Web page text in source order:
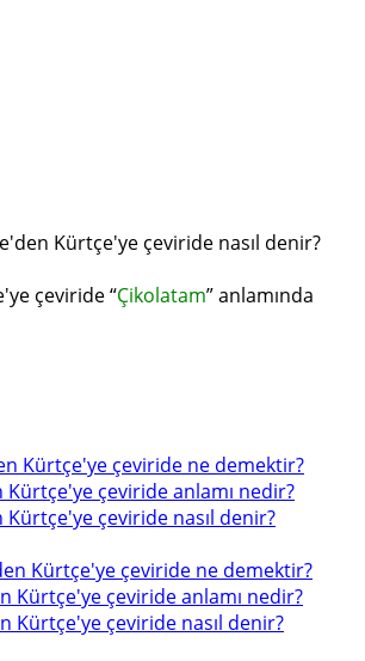
Kürtçe'ye çeviride nasıl denir?
çeviride “Çikolatam” anlamında
Kürtçe'ye çeviride ne demektir?
Kürtçe'ye çeviride anlamı nedir?
çeviride nasıl denir?
Kürtçe'ye çeviride ne demektir?
Kürtçe'ye çeviride anlamı nedir?
Kürtçe'ye çeviride nasıl denir?